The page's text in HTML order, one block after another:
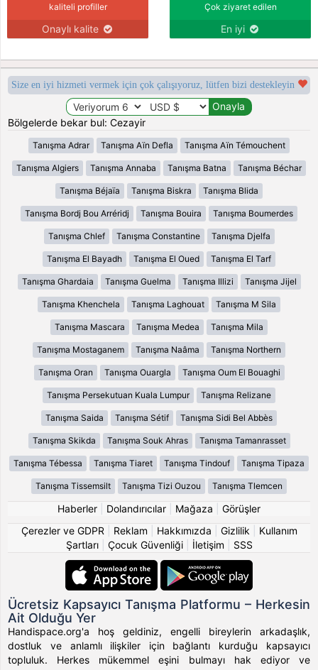
kaliteli profiller
Onaylı kalite
Çok ziyaret edilen
En iyi
Size en iyi hizmeti vermek için çok çalışıyoruz, lütfen bizi destekleyin
Bölgelerde bekar bul: Cezayir
Tanışma Adrar Tanışma Aïn Defla Tanışma Aïn Témouchent
Tanışma Algiers Tanışma Annaba Tanışma Batna Tanışma Béchar
Tanışma Béjaïa Tanışma Biskra Tanışma Blida
Tanışma Bordj Bou Arréridj Tanışma Bouira Tanışma Boumerdes
Tanışma Chlef Tanışma Constantine Tanışma Djelfa
Tanışma El Bayadh Tanışma El Oued Tanışma El Tarf
Tanışma Ghardaia Tanışma Guelma Tanışma Illizi Tanışma Jijel
Tanışma Khenchela Tanışma Laghouat Tanışma M Sila
Tanışma Mascara Tanışma Medea Tanışma Mila
Tanışma Mostaganem Tanışma Naâma Tanışma Northern
Tanışma Oran Tanışma Ouargla Tanışma Oum El Bouaghi
Tanışma Persekutuan Kuala Lumpur Tanışma Relizane
Tanışma Saida Tanışma Sétif Tanışma Sidi Bel Abbès
Tanışma Skikda Tanışma Souk Ahras Tanışma Tamanrasset
Tanışma Tébessa Tanışma Tiaret Tanışma Tindouf Tanışma Tipaza
Tanışma Tissemsilt Tanışma Tizi Ouzou Tanışma Tlemcen
Haberler Dolandırıcılar Mağaza
Görüşler
Çerezler ve GDPR
Reklam Hakkımızda Gizlilik
Kullanım
Şartları| Çocuk Güvenliği| İletişim SSS
Ücretsiz Kapsayıcı Tanışma Platformu – Herkesin
Ait Olduğu Yer
Handispace.org'a hoş geldiniz, engelli bireylerin arkadaşlık,
dostluk ve anlamlı ilişkiler için bağlantı kurduğu kapsayıcı
topluluk. Herkes mükemmel eşini bulmayı hak ediyor ve